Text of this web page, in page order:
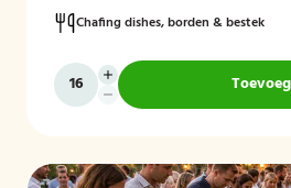
Chafing dishes, borden & bestek